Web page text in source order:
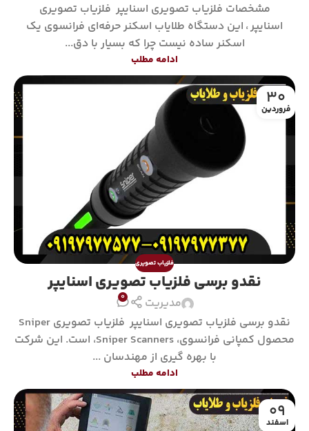
مشخصات فلزیاب تصویری اسنایپر فلزیاب تصویری
اسنایپر ، این دستگاه طلایاب اسکنر حرفه‌ای فرانسوی یک
اسکنر ساده نیست چرا که بسیار با دق...
ادامه مطلب
30
فروردین
فلزیاب تصویری
نقدو برسی فلزیاب تصویری اسنایپر
مدیریت 0
نقدو برسی فلزیاب تصویری اسنایپر فلزیاب تصویری Sniper
محصول کمپانی فرانسوی، Sniper Scanners، است. این شرکت
با بهره گیری از مهندسان ...
ادامه مطلب
09
اسفند